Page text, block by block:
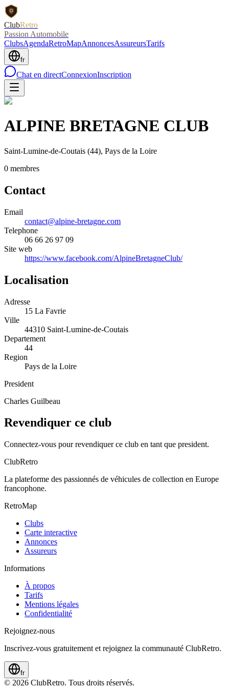
ClubRetro
Passion Automobile
ClubsAgendaRetroMapAnnoncesAssureursTarifs
fr
Chat en directConnexionInscription
ALPINE BRETAGNE CLUB
Saint-Lumine-de-Coutais (44), Pays de la Loire
0 membres
Contact
Email
contact@alpine-bretagne.com
Telephone
06 66 26 97 09
Site web
https://www.facebook.com/AlpineBretagneClub/
Localisation
Adresse
15 La Favrie
Ville
44310 Saint-Lumine-de-Coutais
Departement
44
Region
Pays de la Loire
President
Charles Guilbeau
Revendiquer ce club
Connectez-vous pour revendiquer ce club en tant que president.
ClubRetro
La plateforme des passionnés de véhicules de collection en Europe
francophone.
RetroMap
Clubs
Carte interactive
Annonces
Assureurs
Informations
À propos
Tarifs
Mentions légales
Confidentialité
Rejoignez-nous
Inscrivez-vous gratuitement et rejoignez la communauté ClubRetro.
fr
© 2026 ClubRetro. Tous droits réservés.